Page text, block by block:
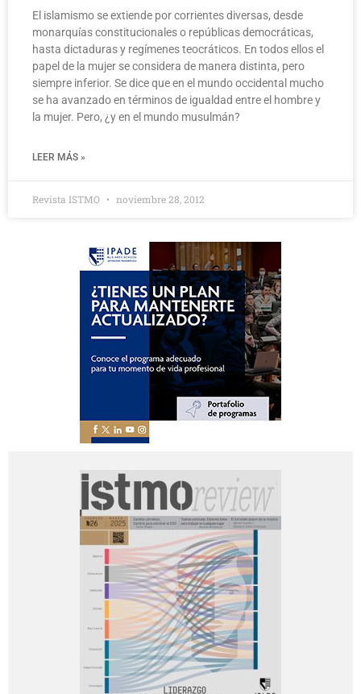
El islamismo se extiende por corrientes diversas, desde
monarquías constitucionales o repúblicas democráticas,
hasta dictaduras y regímenes teocráticos. En todos ellos el
papel de la mujer se considera de manera distinta, pero
siempre inferior. Se dice que en el mundo occidental mucho
se ha avanzado en términos de igualdad entre el hombre y
la mujer. Pero, ¿y en el mundo musulmán?
LEER MÁS »
Revista ISTMO noviembre 28, 2012